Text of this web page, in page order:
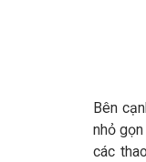
Bên
nhỏ
các